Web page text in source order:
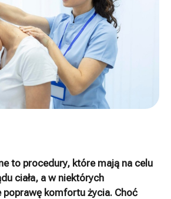
to procedury, które mają na celu
ciała, a w niektórych
poprawę komfortu życia. Choć